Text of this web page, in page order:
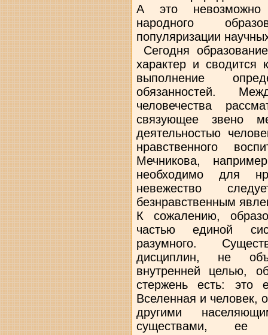
А это невозможно
народного
популяризации
Сегодня
характер и сводится
выполнение
обязанностей.
человечества
связующее звено
деятельностью
нравственного
Мечникова,
необходимо для
невежество
безнравственным
К сожалению,
частью единой
разумного.
дисциплин, не
внутренней целью,
стержень есть: это
Вселенная и человек,
другими
существами, ее